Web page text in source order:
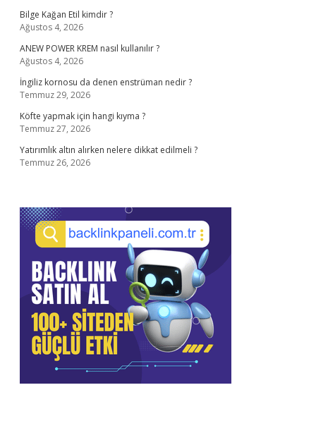
Bilge Kağan Etil kimdir ?
Ağustos 4, 2026
ANEW POWER KREM nasıl kullanılır ?
Ağustos 4, 2026
İngiliz kornosu da denen enstrüman nedir ?
Temmuz 29, 2026
Köfte yapmak için hangi kıyma ?
Temmuz 27, 2026
Yatırımlık altın alırken nelere dikkat edilmeli ?
Temmuz 26, 2026